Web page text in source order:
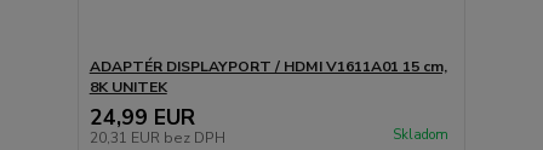
ADAPTÉR DISPLAYPORT / HDMI V1611A01 15 cm,
8K UNITEK
24,99 EUR
20,31 EUR bez DPH Skladom